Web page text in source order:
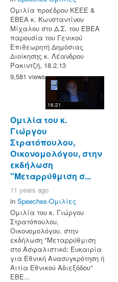
Ομιλία προέδρου ΚΕΕΕ &
EBEA κ. Κωνσταντίνου
Μίχαλου στο Δ.Σ. του ΕΒΕΑ
παρουσία του Γενικού
Επιθεωρητή Δημόσιας
Διοίκησης κ. Λέανδρου
Ρακιντζή, 18.2.13
9,581 views
16:21
Ομιλία του κ.
Γιώργου
Στρατόπουλου,
Οικονομολόγου, στην
εκδήλωση
"Μεταρρύθμιση σ...
11 years ago
in Speeches-Ομιλίες
Ομιλία του κ. Γιώργου
Στρατόπουλου,
Οικονομολόγου, στην
εκδήλωση "Μεταρρύθμιση
στο Ασφαλιστικό: Ευκαιρία
για Εθνική Ανασυγκρότηση ή
Αιτία Εθνικού Αδιεξόδου"
ΕΒΕ...